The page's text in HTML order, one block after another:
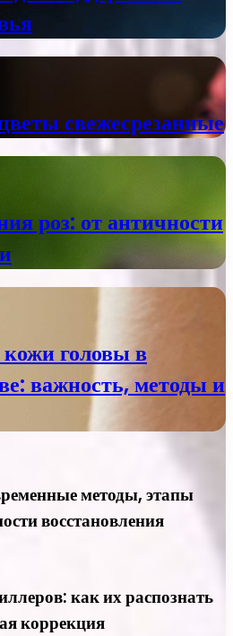
свежесрезанные
роз: от античности
головы в
важность, методы и
методы, этапы
восстановления
как их распознать
коррекция